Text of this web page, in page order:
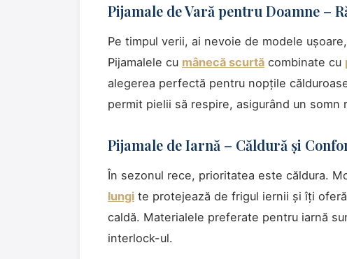
Pijamale de Vară pentru Doamne –
Pe timpul verii, ai nevoie de modele
Pijamalele cu mânecă scurtă combinate cu
alegerea perfectă pentru nopțile
permit pielii să respire, asigurând un somn
Pijamale de Iarnă – Căldură și
În sezonul rece, prioritatea este căldura.
lungi te protejează de frigul iernii și îți
caldă. Materialele preferate pentru iarnă
interlock-ul.